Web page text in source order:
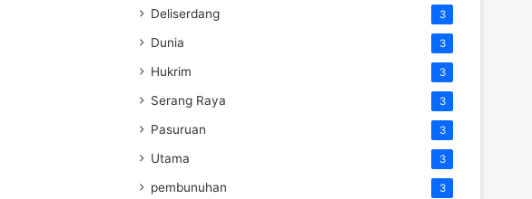
Deliserdang 3
Dunia 3
Hukrim 3
Serang Raya 3
Pasuruan 3
Utama 3
pembunuhan 3